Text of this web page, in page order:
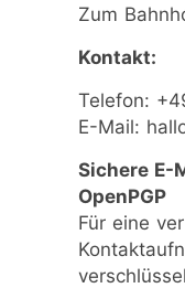
Zum
Kontakt:
Telefon:
E-Mail:
Sichere E-
OpenPGP
Für eine